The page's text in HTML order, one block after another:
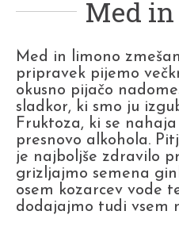
Med
Med in limono
pripravek pijemo
okusno pijačo
sladkor, ki smo ju
Fruktoza, ki se
presnovo alkohola.
je najboljše zdravilo
grizljajmo semena
osem kozarcev vode
dodajajmo tudi vsem